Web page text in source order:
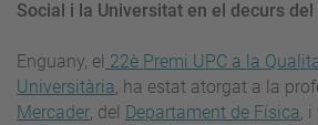
Social i la Universitat en el decurs del
Enguany, el 22è Premi UPC a la
Universitària , ha estat atorgat a la
Mercader , del Departament de Física ,